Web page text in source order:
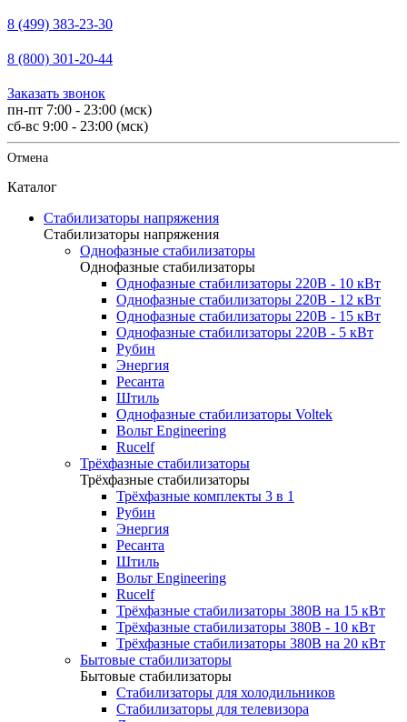
8 (499) 383-23-30
8 (800) 301-20-44
Заказать звонок
пн-пт 7:00 - 23:00 (мск)
сб-вс 9:00 - 23:00 (мск)
Отмена
Каталог
Стабилизаторы напряжения
Стабилизаторы напряжения
Однофазные стабилизаторы
Однофазные стабилизаторы
Однофазные стабилизаторы 220В - 10 кВт
Однофазные стабилизаторы 220В - 12 кВт
Однофазные стабилизаторы 220В - 15 кВт
Однофазные стабилизаторы 220В - 5 кВт
Рубин
Энергия
Ресанта
Штиль
Однофазные стабилизаторы Voltek
Вольт Engineering
Rucelf
Трёхфазные стабилизаторы
Трёхфазные стабилизаторы
Трёхфазные комплекты 3 в 1
Рубин
Энергия
Ресанта
Штиль
Вольт Engineering
Rucelf
Трёхфазные стабилизаторы 380В на 15 кВт
Трёхфазные стабилизаторы 380В - 10 кВт
Трёхфазные стабилизаторы 380В на 20 кВт
Бытовые стабилизаторы
Бытовые стабилизаторы
Стабилизаторы для холодильников
Стабилизаторы для телевизора